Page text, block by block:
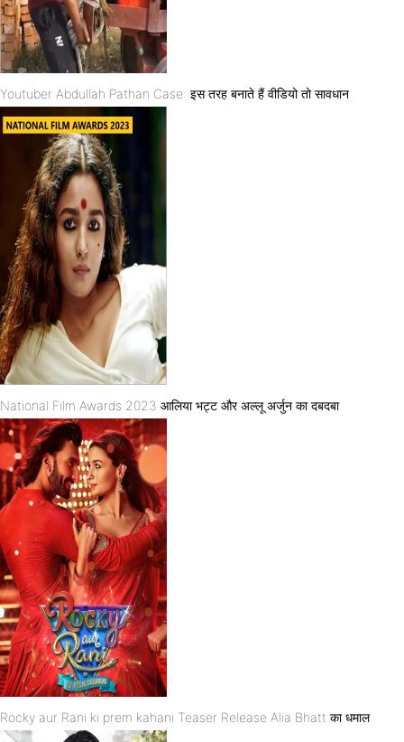
Youtuber Abdullah Pathan Case: इस तरह बनाते हैं वीडियो तो सावधान
National Film Awards 2023 आलिया भट्ट और अल्लू अर्जुन का दबदबा
Rocky aur Rani ki prem kahani Teaser Release Alia Bhatt का धमाल